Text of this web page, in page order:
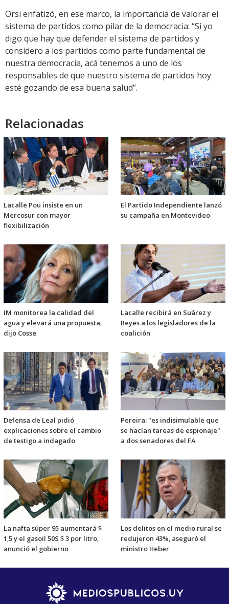
Orsi enfatizó, en ese marco, la importancia de valorar el
sistema de partidos como pilar de la democracia: “Si yo
digo que hay que defender el sistema de partidos y
considero a los partidos como parte fundamental de
nuestra democracia, acá tenemos a uno de los
responsables de que nuestro sistema de partidos hoy
esté gozando de esa buena salud”.
Relacionadas
Lacalle Pou insiste en un
Mercosur con mayor
flexibilización
El Partido Independiente lanzó
su campaña en Montevideo
IM monitorea la calidad del
agua y elevará una propuesta,
dijo Cosse
Lacalle recibirá en Suárez y
Reyes a los legisladores de la
coalición
Defensa de Leal pidió
explicaciones sobre el cambio
de testigo a indagado
Pereira: "es indisimulable que
se hacían tareas de espionaje"
a dos senadores del FA
La nafta súper 95 aumentará $
1,5 y el gasoil 50S $ 3 por litro,
anunció el gobierno
Los delitos en el medio rural se
redujeron 43%, aseguró el
ministro Heber